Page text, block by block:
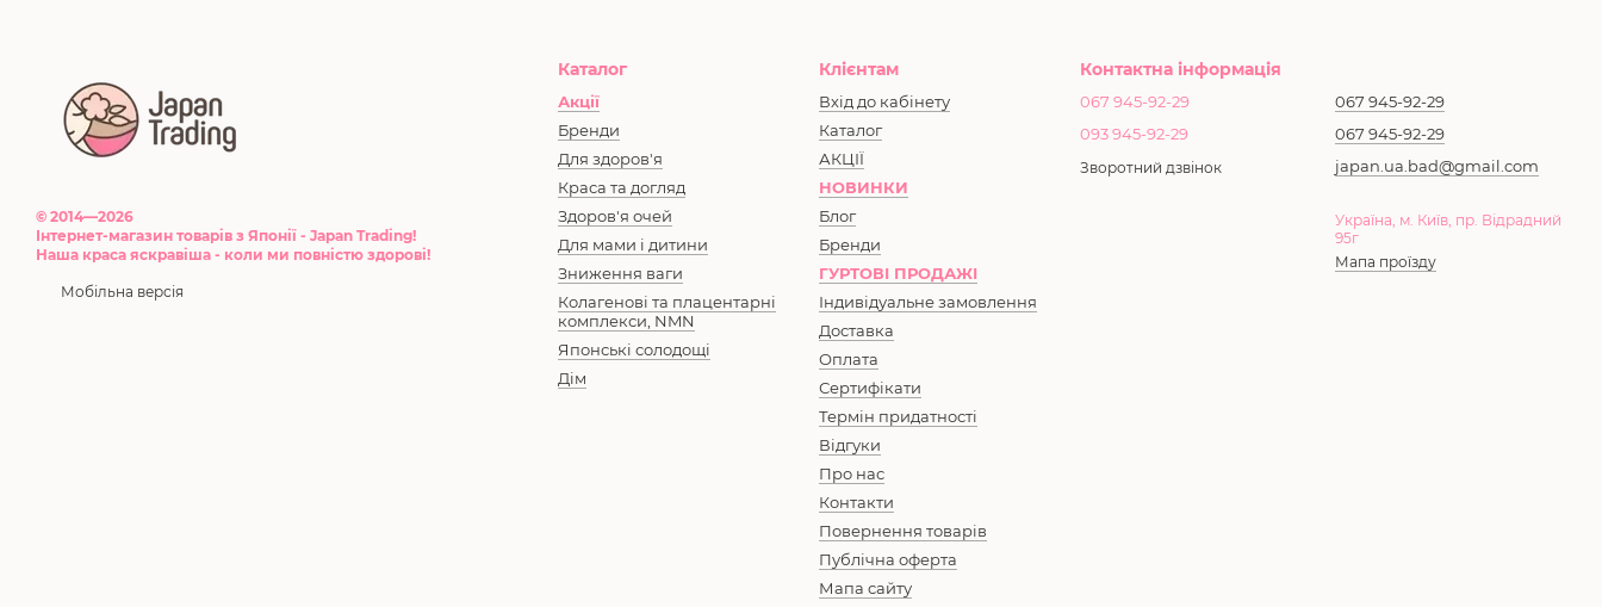
© 2014—2026
Інтернет-магазин товарів з Японії - Japan Trading!
Наша краса яскравіша - коли ми повністю здорові!
Мобільна версія
Каталог
Акції
Бренди
Для здоров'я
Краса та догляд
Здоров'я очей
Для мами і дитини
Зниження ваги
Колагенові та плацентарні
комплекси, NMN
Японські солодощі
Дім
Клієнтам
Вхід до кабінету
Каталог
АКЦІЇ
НОВИНКИ
Блог
Бренди
ГУРТОВІ ПРОДАЖІ
Індивідуальне замовлення
Доставка
Оплата
Сертифікати
Термін придатності
Відгуки
Про нас
Контакти
Повернення товарів
Публічна оферта
Мапа сайту
Контактна інформація
067 945-92-29
093 945-92-29
Зворотний дзвінок
067 945-92-29
067 945-92-29
japan.ua.bad@gmail.com
Україна, м. Київ, пр. Відрадний
95г
Мапа проїзду